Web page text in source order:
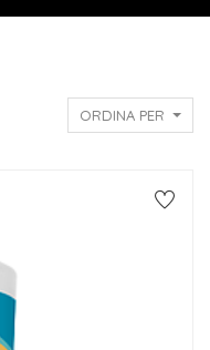
ORDINA PER